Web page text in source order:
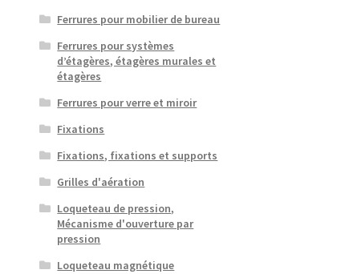
Ferrures pour mobilier de bureau
Ferrures pour systèmes
d’étagères, étagères murales et
étagères
Ferrures pour verre et miroir
Fixations
Fixations, fixations et supports
Grilles d'aération
Loqueteau de pression,
Mécanisme d'ouverture par
pression
Loqueteau magnétique